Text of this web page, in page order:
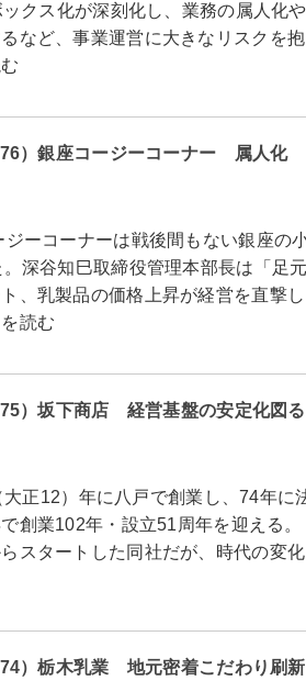
クス化が深刻化し、業務の属人化や
など、事業運営に大きなリスクを抱
）銀座コージーコーナー 属人化
コーナーは戦後間もない銀座の
深谷知巳取締役管理本部長は「足元
、乳製品の価格上昇が経営を直撃し
読む
）坂下商店 経営基盤の安定化図る
12）年に八戸で創業し、74年に
創業102年・設立51周年を迎える。
スタートした同社だが、時代の変化
）栃木乳業 地元密着こだわり刷新